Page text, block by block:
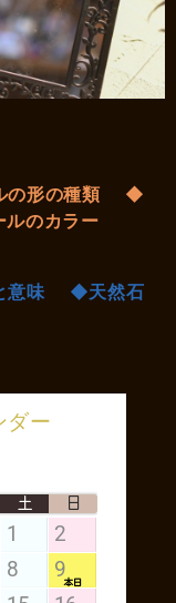
形の種類
◆
のカラー
意味
◆天然石
ダー